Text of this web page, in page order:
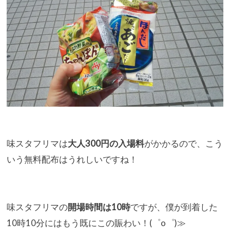
味スタフリマは大人300円の入場料がかかるので、 こう
いう無料配布はうれしいですね！
味スタフリマの開場時間は10時ですが、 僕が到着した
10時10分にはもう既にこの賑わい！(゜o゜)≫